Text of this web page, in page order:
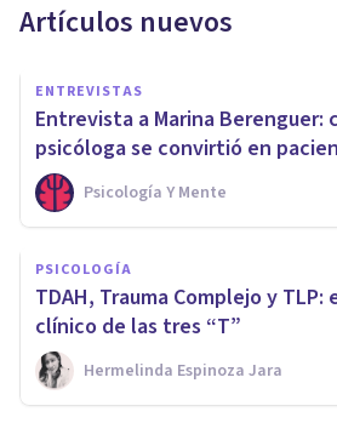
Artículos nuevos
ENTREVISTAS
Entrevista a Marina Berenguer:
psicóloga se convirtió en
Psicología Y Mente
PSICOLOGÍA
TDAH, Trauma Complejo y
clínico de las tres “T”
Hermelinda Espinoza Jara